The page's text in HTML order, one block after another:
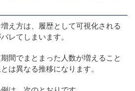
え方は、履歴として可視化される
レてしまいます。
間でまとまった人数が増えること
は異なる推移になります。